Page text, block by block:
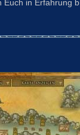
Euch in Erfahrung